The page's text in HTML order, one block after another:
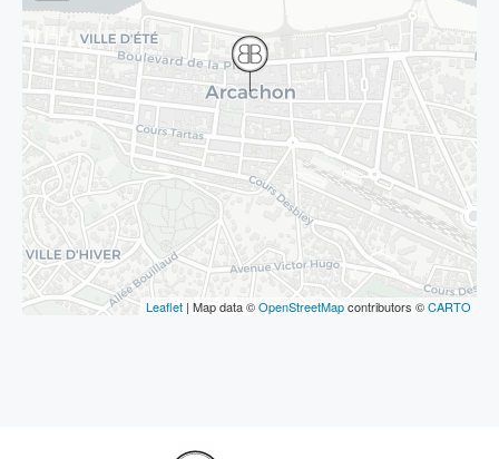
Leaflet | Map data ©OpenStreetMapcontributors ©CARTO